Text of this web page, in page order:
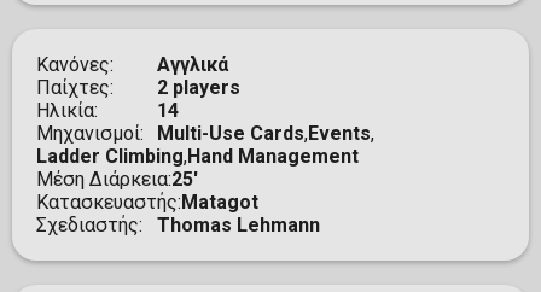
Κανόνες
Αγγλικά
Παίχτες
2 players
Ηλικία
14
Μηχανισμοί
Multi-Use Cards,Events,
Ladder Climbing,Hand Management
Μέση Διάρκεια 25'
Κατασκευαστής Matagot
Σχεδιαστής
Thomas Lehmann